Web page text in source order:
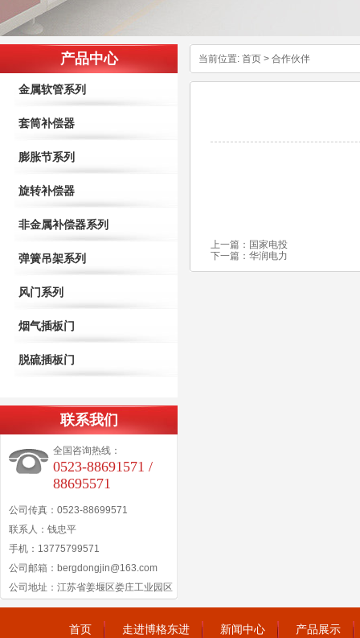
当前位置: 首页 > 合作伙伴
上一篇： 国家电投
下一篇： 华润电力
产品中心
金属软管系列
套筒补偿器
膨胀节系列
旋转补偿器
非金属补偿器系列
弹簧吊架系列
风门系列
烟气插板门
脱硫插板门
联系我们
全国咨询热线：
0523-88691571 /
88695571
公司传真：0523-88699571
联系人：钱忠平
手机：13775799571
公司邮箱：bergdongjin@163.com
公司地址：江苏省姜堰区娄庄工业园区
首页 走进博格东进 新闻中心 产品展示